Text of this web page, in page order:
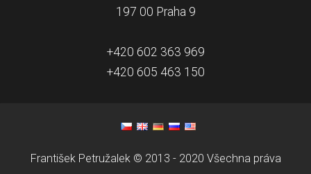
197 00 Praha 9
+420 602 363 969
+420 605 463 150
František Petružalek © 2013 - 2020 Všechna práva